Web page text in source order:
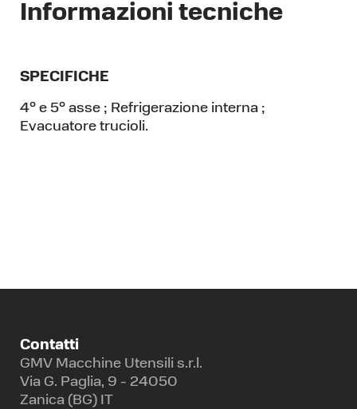
Informazioni tecniche
SPECIFICHE
4° e 5° asse ; Refrigerazione interna ;
Evacuatore trucioli.
Contatti
GMV Macchine Utensili s.r.l.
Via G. Paglia, 9 - 24050
Zanica (BG) IT